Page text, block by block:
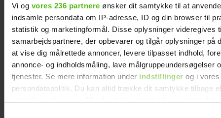
Vi og vores 236 partnere ønsker dit samtykke til at
indsamle persondata om IP-adresse, ID og din browser til
statistik og marketingformål. Disse oplysninger videregives
samarbejdspartnere, der opbevarer og tilgår oplysninger på
at vise dig målrettede annoncer, levere tilpasset indhold,
annonce- og indholdsmåling, lave målgruppeundersøgelser
tjenester. Se mere information under indstillinger og i vores
persondatapolitik. Du kan altid trække dit samtykke tilbage